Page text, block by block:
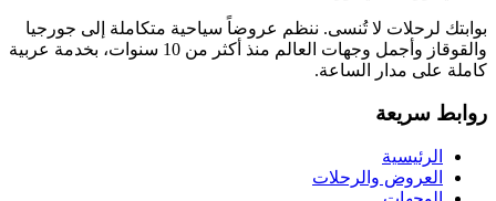
بوابتك لرحلات لا تُنسى. ننظم عروضاً سياحية متكاملة إلى جورجيا
والقوقاز وأجمل وجهات العالم منذ أكثر من 10 سنوات، بخدمة عربية
كاملة على مدار الساعة.
روابط سريعة
الرئيسية
العروض والرحلات